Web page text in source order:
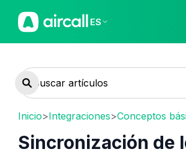
ES
Inicio>Integraciones>Conceptos
Sincronización de